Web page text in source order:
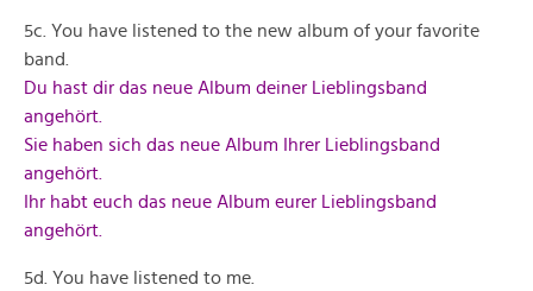
5c. You have listened to the new album of your favorite
band.
Du hast dir das neue Album deiner Lieblingsband
angehört.
Sie haben sich das neue Album Ihrer Lieblingsband
angehört.
Ihr habt euch das neue Album eurer Lieblingsband
angehört.
5d. You have listened to me.